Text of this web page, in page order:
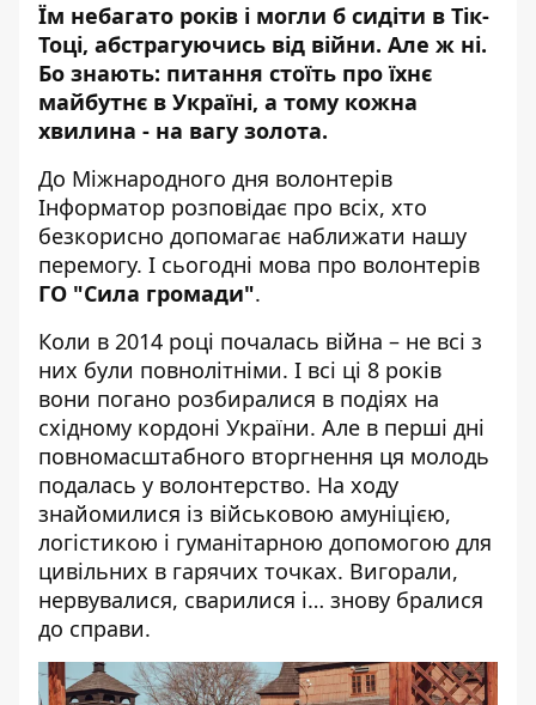
Їм небагато років і могли б сидіти в Тік-
Тоці, абстрагуючись від війни. Але ж ні.
Бо знають: питання стоїть про їхнє
майбутнє в Україні, а тому кожна
хвилина - на вагу золота.
До Міжнародного дня волонтерів
Інформатор розповідає про всіх, хто
безкорисно допомагає наближати нашу
перемогу. І сьогодні мова про волонтерів
ГО "Сила громади".
Коли в 2014 році почалась війна – не всі з
них були повнолітніми. І всі ці 8 років
вони погано розбиралися в подіях на
східному кордоні України. Але в перші дні
повномасштабного вторгнення ця молодь
подалась у волонтерство. На ходу
знайомилися із військовою амуніцією,
логістикою і гуманітарною допомогою для
цивільних в гарячих точках. Вигорали,
нервувалися, сварилися і… знову бралися
до справи.